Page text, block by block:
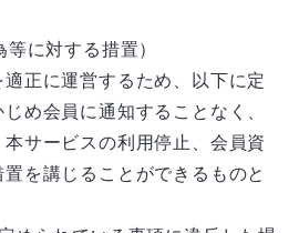
に対する措置）
正に運営するため、以下に定
め会員に通知することなく、
サービスの利用停止、会員資
を講じることができるものと